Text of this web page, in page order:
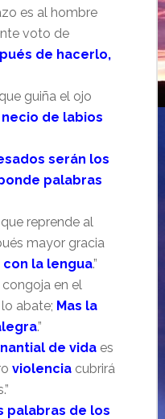
es al hombre
voto de
de hacerlo,
guiña el ojo
necio de labios
serán los
palabras
reprende al
mayor gracia
la lengua.”
congoja en el
abate; Mas la
.”
de vidaes
violenciacubrirá
palabras de los